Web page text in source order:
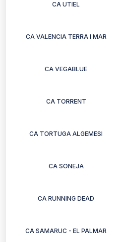
CA UTIEL
CA VALENCIA TERRA I MAR
CA VEGABLUE
CA TORRENT
CA TORTUGA ALGEMESI
CA SONEJA
CA RUNNING DEAD
CA SAMARUC - EL PALMAR